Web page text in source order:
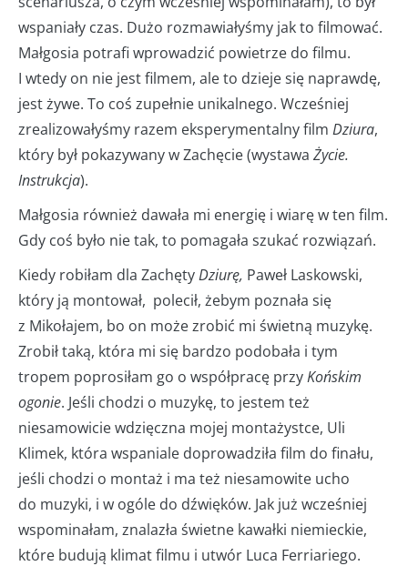
wspaniały czas. Dużo rozmawiałyśmy jak to filmować.
Małgosia potrafi wprowadzić powietrze do filmu.
I wtedy on nie jest filmem, ale to dzieje się naprawdę,
jest żywe. To coś zupełnie unikalnego. Wcześniej
zrealizowałyśmy razem eksperymentalny film Dziura,
który był pokazywany w Zachęcie (wystawa Życie.
Instrukcja).
Małgosia również dawała mi energię i wiarę w ten film.
Gdy coś było nie tak, to pomagała szukać rozwiązań.
Kiedy robiłam dla ZachętyDziurę, Paweł Laskowski,
który ją montował, polecił, żebym poznała się
z Mikołajem, bo on może zrobić mi świetną muzykę.
Zrobił taką, która mi się bardzo podobała i tym
tropem poprosiłam go o współpracę przyKońskim
ogonie. Jeśli chodzi o muzykę, to jestem też
niesamowicie wdzięczna mojej montażystce, Uli
Klimek, która wspaniale doprowadziła film do finału,
jeśli chodzi o montaż i ma też niesamowite ucho
do muzyki, i w ogóle do dźwięków. Jak już wcześniej
wspominałam, znalazła świetne kawałki niemieckie,
które budują klimat filmu i utwór Luca Ferriariego.